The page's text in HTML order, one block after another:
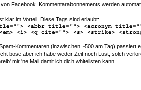
Facebook. Kommentarabonnements werden
klar im Vorteil. Diese Tags sind erlaubt:
<abbr title=""> <acronym
<i> <q cite=""> <s> <strike>
Kommentaren (inzwischen ~500 am Tag)
böse aber ich habe weder Zeit noch Lust, solch
mir 'ne Mail damit ich dich whitelisten kann.